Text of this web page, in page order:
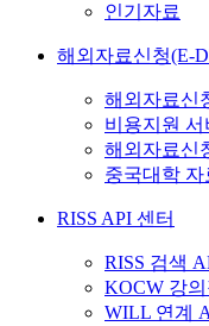
인기자료
해외자료신청(E-
해외자료신
비용지원 서
해외자료신
중국대학 자
RISS API 센터
RISS 검색
KOCW 강
WILL 연계